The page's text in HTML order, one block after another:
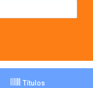
Títulos